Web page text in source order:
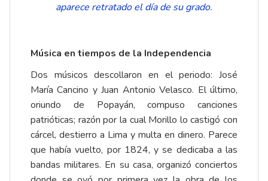
aparece retratado el día de su grado.
Música en tiempos de la Independencia
Dos músicos descollaron en el periodo: José
María Cancino y Juan Antonio Velasco. El último,
oriundo de Popayán, compuso canciones
patrióticas; razón por la cual Morillo lo castigó con
cárcel, destierro a Lima y multa en dinero. Parece
que había vuelto, por 1824, y se dedicaba a las
bandas militares. En su casa, organizó conciertos